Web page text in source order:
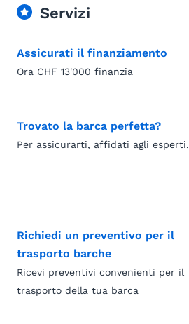
Servizi
Assicurati il finanziamento
Ora CHF 13'000 finanzia
Trovato la barca perfetta?
Per assicurarti, affidati agli esperti.
Richiedi un preventivo per il
trasporto barche
Ricevi preventivi convenienti per il
trasporto della tua barca